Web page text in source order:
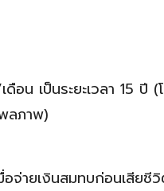
น เป็นระยะเวลา 15 ปี (
ลภาพ)
จ่ายเงินสมทบก่อนเสียชี